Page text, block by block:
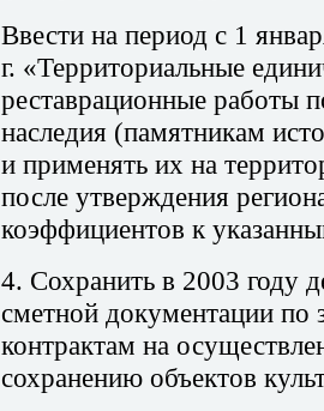
Ввести на период с 1
г. «Территориальные
реставрационные работы
наследия (памятникам
и применять их на
после утверждения
коэффициентов к
4. Сохранить в 2003 году
сметной документации
контрактам на
сохранению объектов